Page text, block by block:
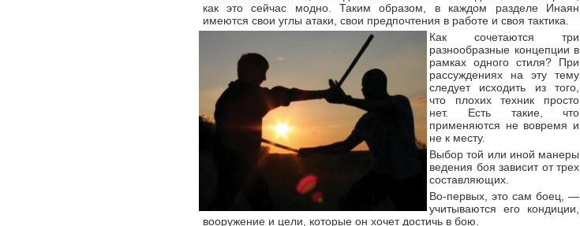
как это сейчас модно. Таким образом, в каждом разделе Инаян
имеются свои углы атаки, свои предпочтения в работе и своя тактика.
Как сочетаются три
разнообразные концепции в
рамках одного стиля? При
рассуждениях на эту тему
следует исходить из того,
что плохих техник просто
нет. Есть такие, что
применяются не вовремя и
не к месту.
Выбор той или иной манеры
ведения боя зависит от трех
составляющих.
Во-первых, это сам боец, —
учитываются его кондиции,
вооружение и цели, которые он хочет достичь в бою.